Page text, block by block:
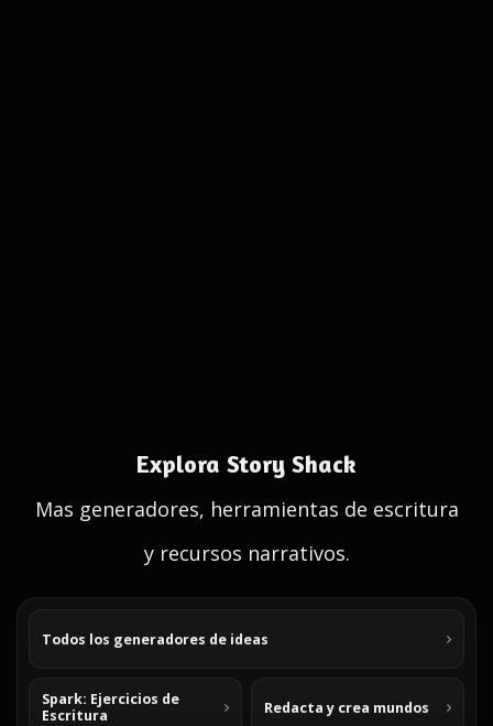
Explora Story Shack
Mas generadores, herramientas de escritura
y recursos narrativos.
Todos los generadores de ideas
Spark: Ejercicios de
Escritura
Redacta y crea mundos